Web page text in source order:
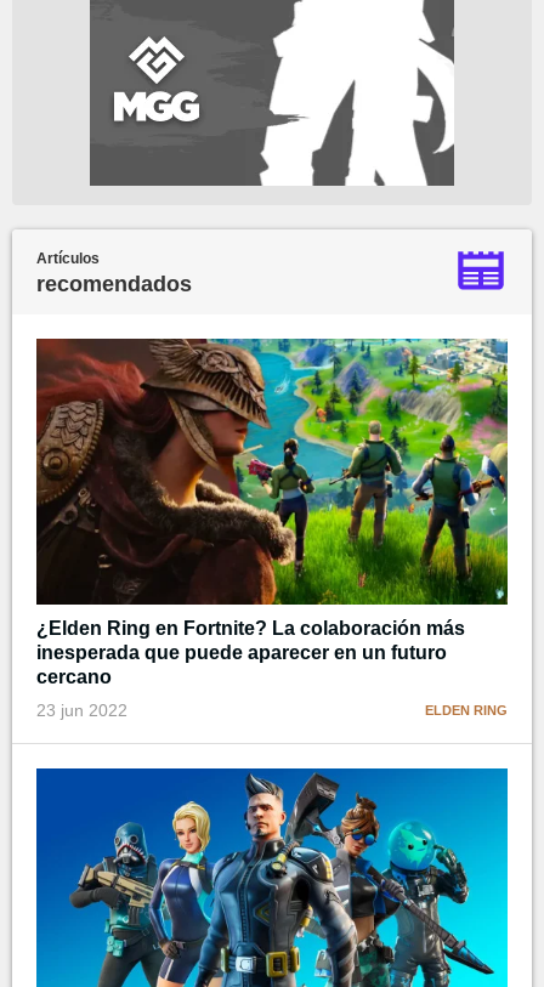
Artículos
recomendados
¿Elden Ring en Fortnite? La colaboración más
inesperada que puede aparecer en un futuro
cercano
23 jun 2022 ELDEN RING